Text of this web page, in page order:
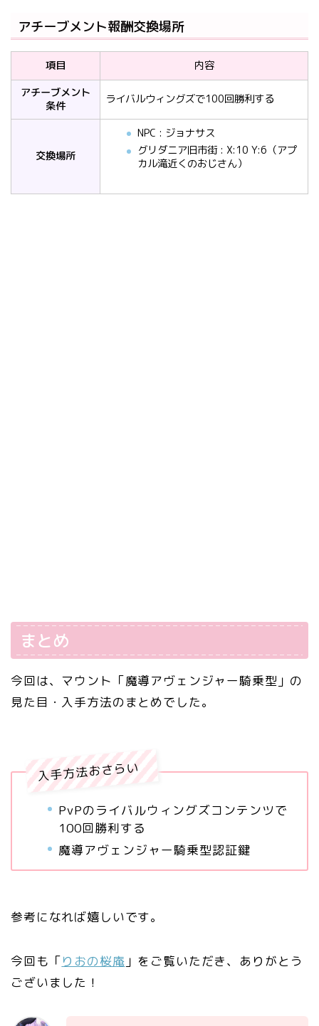
アチーブメント報酬交換場所
項目
内容
アチーブメント
条件
ライバルウィングズで100回勝利する
交換場所
NPC : ジョナサス
グリダニア旧市街 : X:10 Y:6（アプ
カル滝近くのおじさん）
まとめ
今回は、マウント「魔導アヴェンジャー騎乗型」の
見た目・入手方法のまとめでした。
入手方法おさらい
PvPのライバルウィングズコンテンツで
100回勝利する
魔導アヴェンジャー騎乗型認証鍵
参考になれば嬉しいです。
今回も「りおの桜庵 」をご覧いただき、ありがとう
ございました！